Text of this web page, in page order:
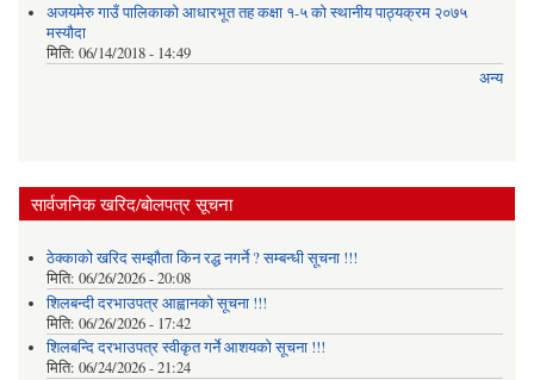
अजयमेरु गाउँ पालिकाको आधारभूत तह कक्षा १-५ को स्थानीय पाठ्यक्रम २०७५
मस्यौदा
मिति: 06/14/2018 - 14:49
अन्य
सार्वजनिक खरिद/बोलपत्र सूचना
ठेक्काको खरिद सम्झौता किन रद्ध नगर्ने ? सम्बन्धी सूचना !!!
मिति: 06/26/2026 - 20:08
शिलबन्दी दरभाउपत्र आह्वानको सूचना !!!
मिति: 06/26/2026 - 17:42
शिलबन्दि दरभाउपत्र स्वीकृत गर्ने आशयकाे सूचना !!!
मिति: 06/24/2026 - 21:24